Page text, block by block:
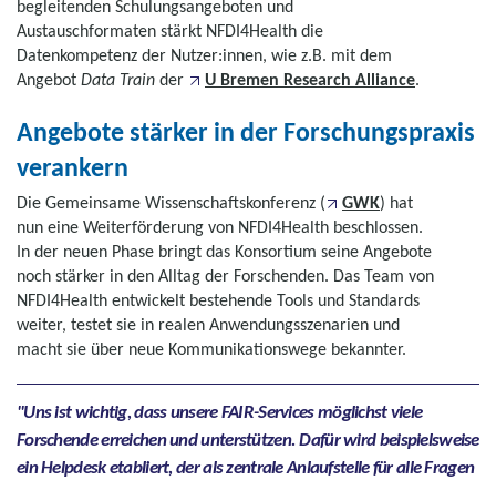
begleitenden Schulungsangeboten und
Austauschformaten stärkt NFDI4Health die
Datenkompetenz der Nutzer:innen, wie z.B. mit dem
Angebot Data Train der U Bremen Research Alliance.
Angebote stärker in der Forschungspraxis
verankern
Die Gemeinsame Wissenschaftskonferenz ( GWK) hat
nun eine Weiterförderung von NFDI4Health beschlossen.
In der neuen Phase bringt das Konsortium seine Angebote
noch stärker in den Alltag der Forschenden. Das Team von
NFDI4Health entwickelt bestehende Tools und Standards
weiter, testet sie in realen Anwendungsszenarien und
macht sie über neue Kommunikationswege bekannter.
Uns ist wichtig, dass unsere FAIR-Services möglichst viele
Forschende erreichen und unterstützen. Dafür wird beispielsweise
ein Helpdesk etabliert, der als zentrale Anlaufstelle für alle Fragen